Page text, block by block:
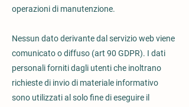
operazioni di manutenzione.
Nessun dato derivante dal servizio web viene
comunicato o diffuso (art 90 GDPR). I dati
personali forniti dagli utenti che inoltrano
richieste di invio di materiale informativo
sono utilizzati al solo fine di eseguire il